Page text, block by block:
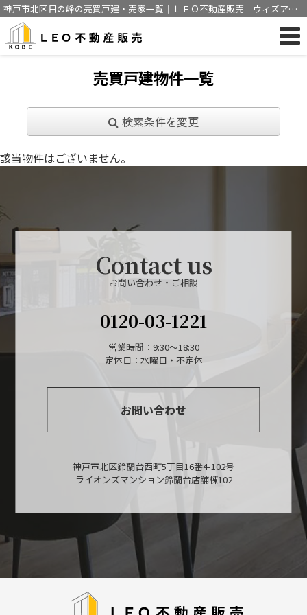
神戸市北区日の峰の売買戸建・売家一覧｜ＬＥＯ不動産販売 ウィズアス
神戸株式会社
売買戸建物件一覧
検索条件を変更
該当物件はございません。
Contact us
お問い合わせ・ご相談
0120-03-1221
営業時間：9:30～18:30
定休日：水曜日・不定休
お問い合わせ
神戸市北区鈴蘭台西町5丁目16番4-102号
ライオンズマンション鈴蘭台店舗棟102